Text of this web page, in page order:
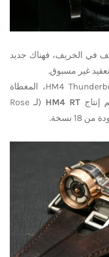
في الخريف، فهناك جديد
غير مسبوق.
سنلاحظ الجلد الجديد لـ HM4 Thunderbolt، المغطاة
إنتاج HM4 RT
(لـ Rose